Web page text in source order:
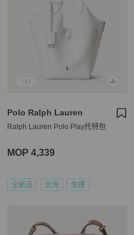
Polo Ralph Lauren
Ralph Lauren Polo Play托特包
MOP 4,339
全新品 台灣 免運